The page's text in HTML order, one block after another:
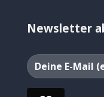
Newsletter